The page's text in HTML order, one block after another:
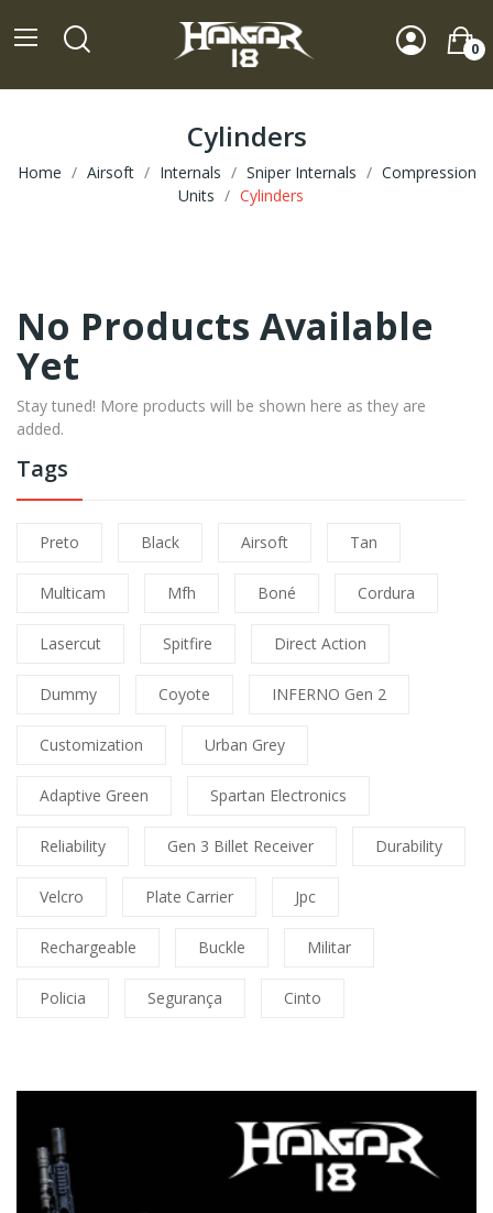
0
Cylinders
Home Airsoft Internals Sniper Internals
Compression
Units
Cylinders
Tags
Preto Black Airsoft Tan
Multicam Mfh Boné Cordura
Lasercut Spitfire Direct Action
Dummy Coyote INFERNO Gen 2
Customization Urban Grey
Adaptive Green Spartan Electronics
Reliability Gen 3 Billet Receiver Durability
Velcro Plate Carrier Jpc
Rechargeable Buckle Militar
Policia Segurança Cinto
No Products Available
Yet
Stay tuned! More products will be shown here as they are
added.